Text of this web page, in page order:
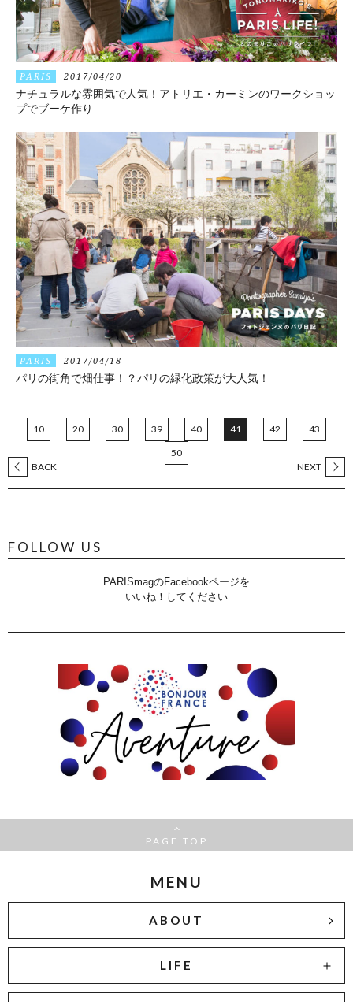
PARIS 2017/04/20
ナチュラルな雰囲気で人気！アトリエ・カーミンのワークショッ
プでブーケ作り
PARIS 2017/04/18
パリの街角で畑仕事！？パリの緑化政策が大人気！
BACK
10 20 30 39 40 41 42
43
50
NEXT
FOLLOW US
PARISmagのFacebookページを
いいね！してください
PAGE TOP
MENU
ABOUT
LIFE